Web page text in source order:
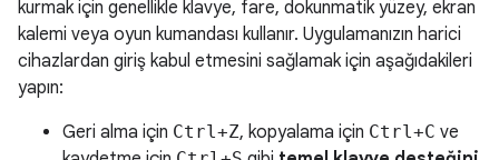
kurmak için genellikle klavye, fare, dokunmatik yüzey, ekran
kalemi veya oyun kumandası kullanır. Uygulamanızın harici
cihazlardan giriş kabul etmesini sağlamak için aşağıdakileri
yapın:
Geri alma için Ctrl+Z, kopyalama için Ctrl+C ve